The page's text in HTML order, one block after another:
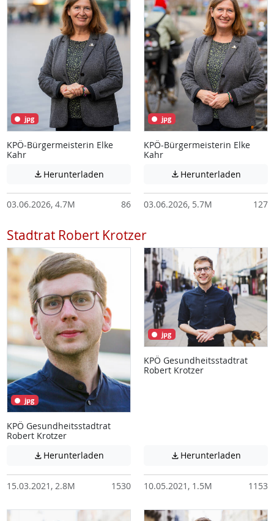
jpg
KPÖ-Bürgermeisterin Elke
Kahr
 Herunterladen Achtung: Diese Datei enthält unter
03.06.2026, 4.7M 86
jpg
KPÖ-Bürgermeisterin Elke
Kahr
 Herunterladen
03.06.2026, 5.7M 127
Stadtrat Robert Krotzer
jpg
KPÖ Gesundheitsstadtrat
Robert Krotzer
 Herunterladen Achtung: Diese Datei enthält unter
15.03.2021, 2.8M 1530
jpg
KPÖ Gesundheitsstadtrat
Robert Krotzer
 Herunterladen
10.05.2021, 1.5M 1153